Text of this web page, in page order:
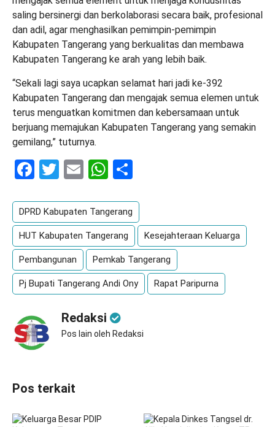
saling bersinergi dan berkolaborasi secara baik, profesional
dan adil, agar menghasilkan pemimpin-pemimpin
Kabupaten Tangerang yang berkualitas dan membawa
Kabupaten Tangerang ke arah yang lebih baik.
“Sekali lagi saya ucapkan selamat hari jadi ke-392
Kabupaten Tangerang dan mengajak semua elemen untuk
terus menguatkan komitmen dan kebersamaan untuk
berjuang memajukan Kabupaten Tangerang yang semakin
gemilang,” tuturnya.
Facebook
Twitter
EmailWhatsApp
DPRD Kabupaten Tangerang
HUT Kabupaten Tangerang Kesejahteraan Keluarga
Pembangunan Pemkab Tangerang
Pj Bupati Tangerang Andi Ony Rapat Paripurna
Redaksi
Pos lain oleh Redaksi
Pos terkait